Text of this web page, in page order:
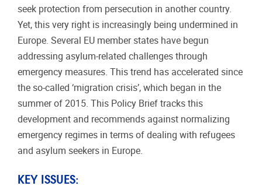
seek protection from persecution in another country.
Yet, this very right is increasingly being undermined in
Europe. Several EU member states have begun
addressing asylum-related challenges through
emergency measures. This trend has accelerated since
the so-called ‘migration crisis’, which began in the
summer of 2015. This Policy Brief tracks this
development and recommends against normalizing
emergency regimes in terms of dealing with refugees
and asylum seekers in Europe.
KEY ISSUES: